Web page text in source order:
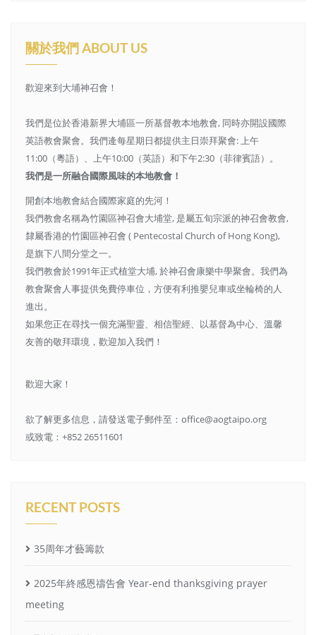
關於我們 ABOUT US
歡迎來到大埔神召會！
我們是位於香港新界大埔區一所基督教本地教會, 同時亦開設國際
英語教會聚會。我們逄每星期日都提供主日崇拜聚會: 上午
11:00（粵語）、上午10:00（英語）和下午2:30（菲律賓語）。
我們是一所融合國際風味的本地教會！
開創本地教會結合國際家庭的先河！
我們教會名稱為竹園區神召會大埔堂, 是屬五旬宗派的神召會教會,
隸屬香港的竹園區神召會 ( Pentecostal Church of Hong Kong),
是旗下八間分堂之一。
我們教會於1991年正式植堂大埔, 於神召會康樂中學聚會。我們為
教會聚會人事提供免費停車位，方便有利推嬰兒車或坐輪椅的人
進出。
如果您正在尋找一個充滿聖靈、相信聖經、以基督為中心、溫馨
友善的敬拜環境，歡迎加入我們！
歡迎大家！
欲了解更多信息，請發送電子郵件至：office@aogtaipo.org
或致電：+852 26511601
RECENT POSTS
35周年才藝籌款
2025年終感恩禱告會 Year-end thanksgiving prayer
meeting